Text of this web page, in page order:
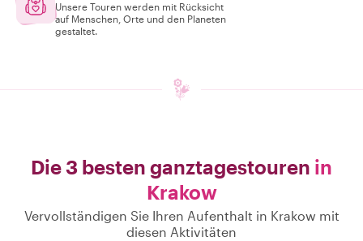
Unsere Touren werden mit Rücksicht
auf Menschen, Orte und den Planeten
gestaltet.
Die 3 besten ganztagestouren in
Krakow
Vervollständigen Sie Ihren Aufenthalt in Krakow mit
diesen Aktivitäten